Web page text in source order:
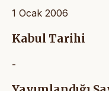
1 Ocak 2006
Kabul Tarihi
-